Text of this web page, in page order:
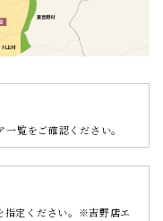
覧をご確認ください。
指定ください。 ※吉野店エ